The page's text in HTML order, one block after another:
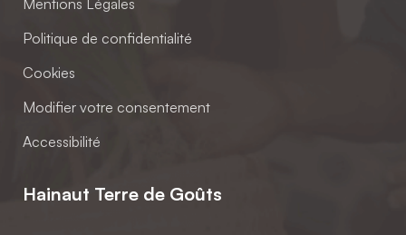
Mentions Légales
Politique de confidentialité
Cookies
Modifier votre consentement
Accessibilité
Hainaut Terre de Goûts